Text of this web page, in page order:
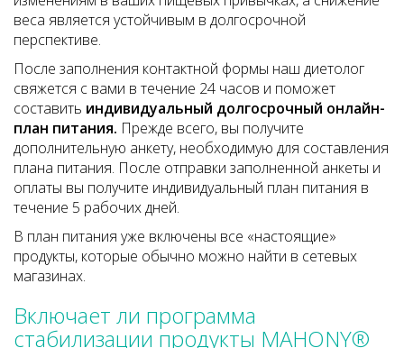
веса является устойчивым в долгосрочной
перспективе.
После заполнения контактной формы наш диетолог
свяжется с вами в течение 24 часов и поможет
составить индивидуальный долгосрочный онлайн-
план питания. Прежде всего, вы получите
дополнительную анкету, необходимую для составления
плана питания. После отправки заполненной анкеты и
оплаты вы получите индивидуальный план питания в
течение 5 рабочих дней.
В план питания уже включены все «настоящие»
продукты, которые обычно можно найти в сетевых
магазинах.
Включает ли программа
стабилизации продукты MAHONY®